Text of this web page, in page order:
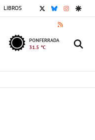
LIBROS X BLUESKY
RSS
PONFERRADA
31.5 °C